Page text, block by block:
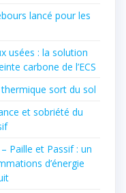
lancé pour les
usées : la solution
carbone de l’ECS
sort du sol
et sobriété du
Paille et Passif : un
d’énergie